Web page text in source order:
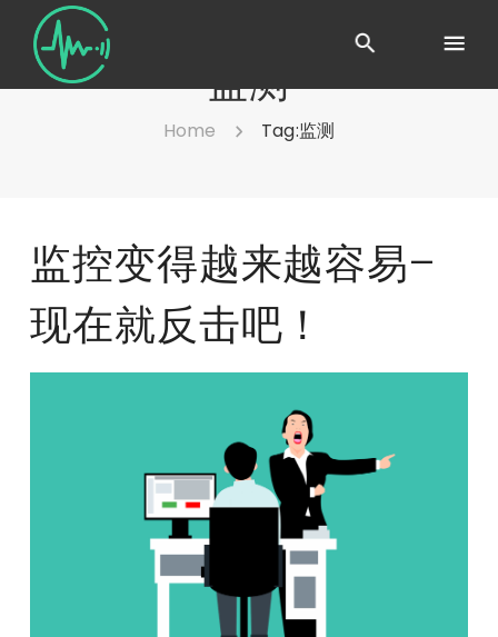
监测
Home Tag:监测
监控变得越来越容易–
现在就反击吧！